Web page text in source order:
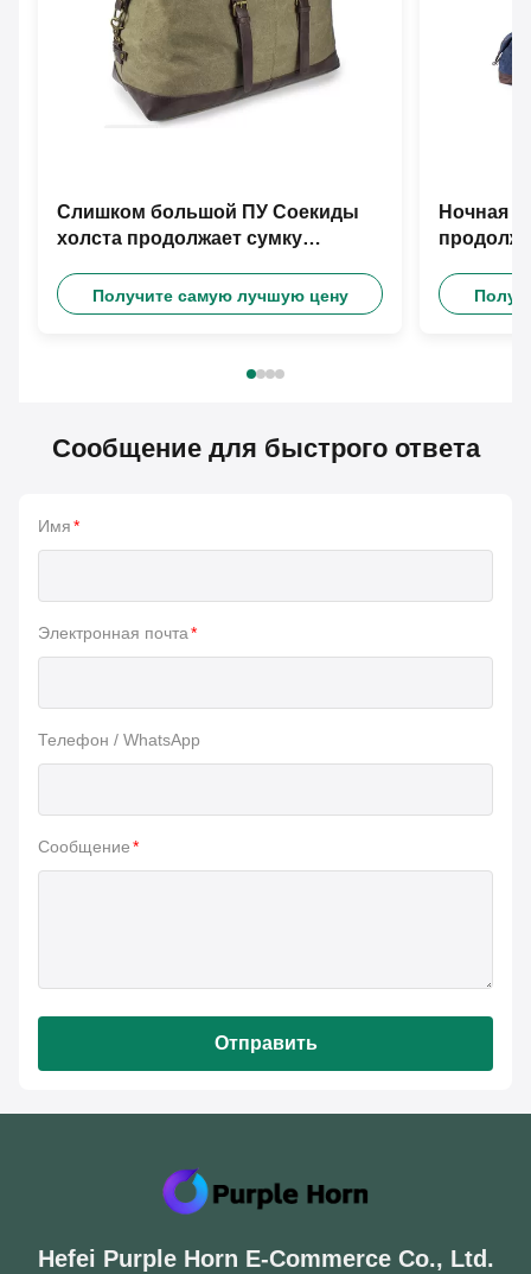
Слишком большой ПУ Соекиды
холста продолжает сумку
Получите самую лучшую цену
Ночная
Сообщение для быстрого ответа
Имя*
Электронная почта*
Телефон / WhatsApp
Сообщение*
Отправить
Hefei Purple Horn E-Commerce Co., Ltd.